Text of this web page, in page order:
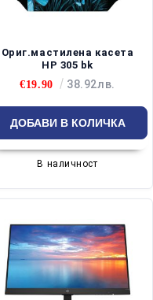
Ориг.мастилена касета
HP 305 bk
€19.90
38.92лв.
В наличност